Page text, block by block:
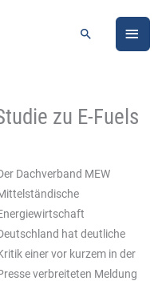
Suchen
zu E-Fuels
Dachverband MEW
hat deutliche
einer vor kurzem in der
verbreiteten Meldung